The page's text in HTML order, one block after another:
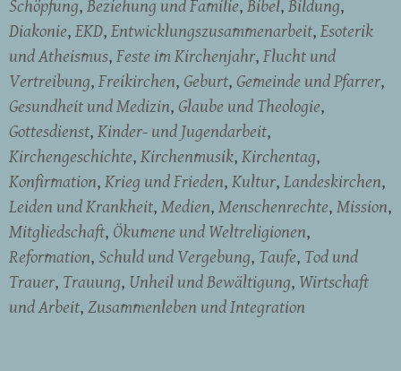
Schöpfung Beziehung und Familie Bibel Bildung
Diakonie EKD Entwicklungszusammenarbeit Esoterik
und Atheismus Feste im Kirchenjahr Flucht und
Vertreibung Freikirchen Geburt Gemeinde und Pfarrer
Gesundheit und Medizin Glaube und Theologie
Gottesdienst Kinder- und Jugendarbeit
Kirchengeschichte Kirchenmusik Kirchentag
Konfirmation Krieg und Frieden Kultur Landeskirchen
Leiden und Krankheit Medien Menschenrechte Mission
Mitgliedschaft Ökumene und Weltreligionen
Reformation Schuld und Vergebung Taufe Tod und
Trauer Trauung Unheil und Bewältigung Wirtschaft
und Arbeit Zusammenleben und Integration